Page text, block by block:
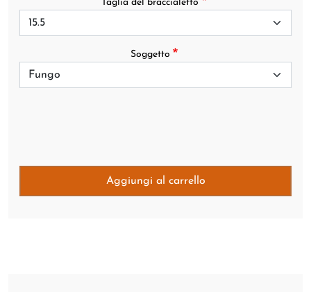
Taglia del braccialetto
Soggetto
Aggiungi al carrello